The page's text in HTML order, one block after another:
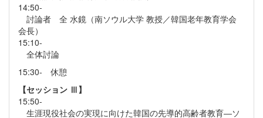
14:50-
討論者 全 水鏡（南ソウル大学 教授／韓国老年教育学会
会長）
15:10-
全体討論
15:30- 休憩
【セッション Ⅲ】
15:50-
生涯現役社会の実現に向けた韓国の先導的高齢者教育―ソ